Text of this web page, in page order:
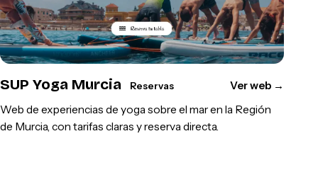
SUP Yoga Murcia Reservas Ver web →
Web de experiencias de yoga sobre el mar en la Región
de Murcia, con tarifas claras y reserva directa.